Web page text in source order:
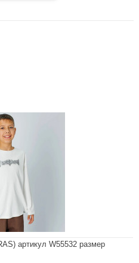
артикул W55532 размер